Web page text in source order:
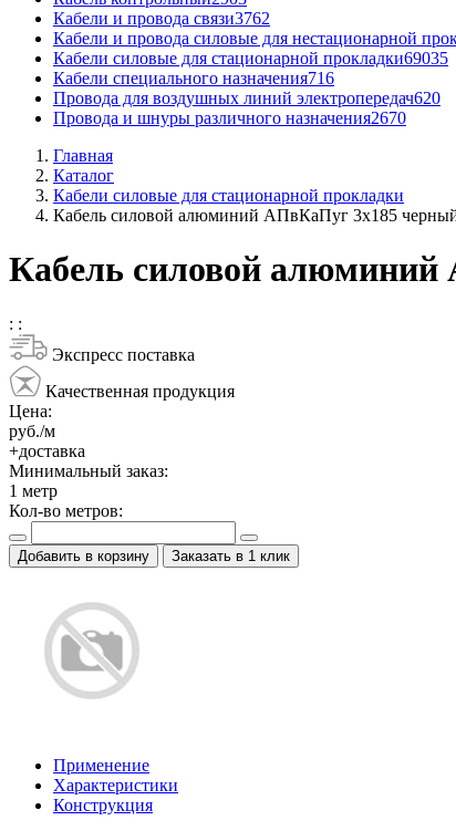
Кабели и провода связи3762
Кабели и провода силовые для нестационарной
Кабели силовые для стационарной прокладки69035
Кабели специального назначения716
Провода для воздушных линий электропередач620
Провода и шнуры различного назначения2670
Главная
Каталог
Кабели силовые для стационарной прокладки
Кабель силовой алюминий АПвКаПуг 3x185
Кабель силовой
: :
Экспресс поставка
Качественная продукция
Цена:
руб./м
+доставка
Минимальный заказ:
1 метр
Кол-во метров:
Добавить в корзину Заказать в 1 клик
Применение
Характеристики
Конструкция